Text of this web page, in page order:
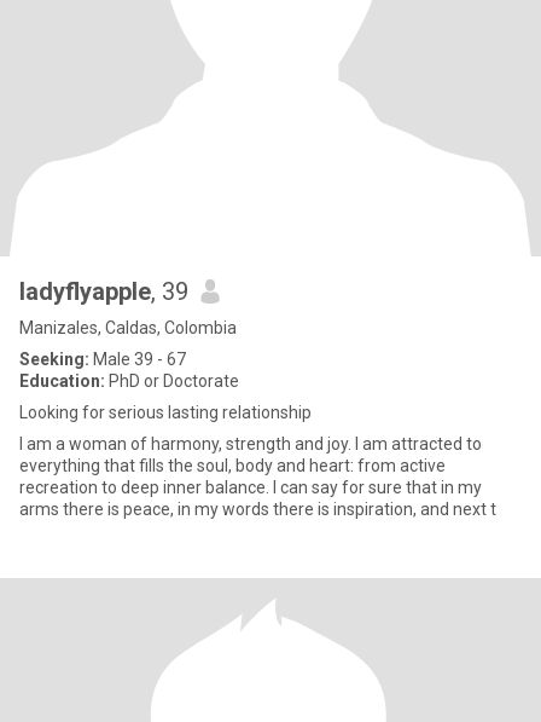
ladyflyapple, 39
Manizales, Caldas, Colombia
Seeking: Male 39 - 67
Education: PhD or Doctorate
Looking for serious lasting relationship
I am a woman of harmony, strength and joy. I am attracted to
everything that fills the soul, body and heart: from active
recreation to deep inner balance. I can say for sure that in my
arms there is peace, in my words there is inspiration, and next t